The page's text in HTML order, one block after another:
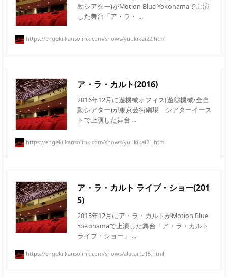
動シアター)がMotion Blue Yokohamaで上演
した舞台「ア・ラ・ ...
https://engeki.kansolink.com/shows/yuukikai22.html
ア・ラ・カルト(2016)
2016年12月に遊機械オフィス(遊◎機械/全自
動シアター)が東京芸術劇場 シアターイース
トで上演した舞台 ...
https://engeki.kansolink.com/shows/yuukikai21.html
ア・ラ・カルト ライブ・ショー(201
5)
2015年12月にア・ラ・カルトがMotion Blue
Yokohamaで上演した舞台「ア・ラ・カルト
ライブ・ショー」 ...
https://engeki.kansolink.com/shows/alacarte15.html